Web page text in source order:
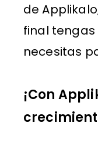
de
final
necesitas
¡Con